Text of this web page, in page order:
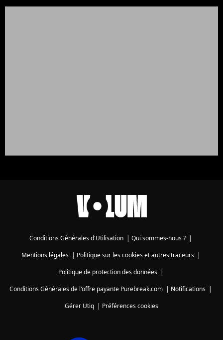
Conditions Générales d'Utilisation | Qui sommes-nous ? |
Mentions légales| Politique sur les cookies et autres traceurs|
Politique de protection des données|
Conditions Générales de l'offre payante Purebreak.com | Notifications |
Gérer Utiq | Préférences cookies